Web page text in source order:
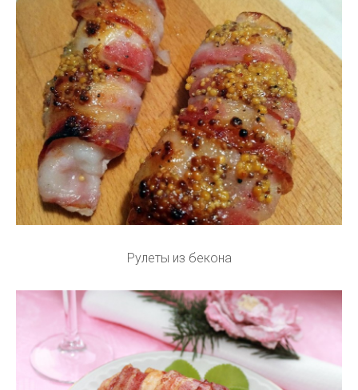
Рулеты из бекона